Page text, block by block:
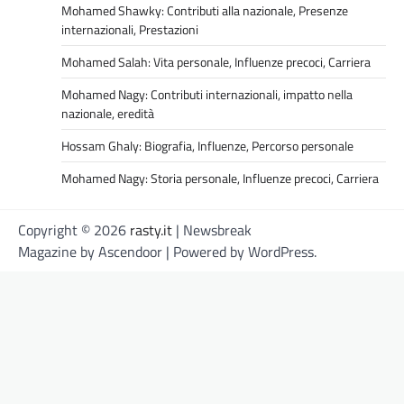
Mohamed Shawky: Contributi alla nazionale, Presenze
internazionali, Prestazioni
Mohamed Salah: Vita personale, Influenze precoci, Carriera
Mohamed Nagy: Contributi internazionali, impatto nella
nazionale, eredità
Hossam Ghaly: Biografia, Influenze, Percorso personale
Mohamed Nagy: Storia personale, Influenze precoci, Carriera
Copyright © 2026 rasty.it | Newsbreak
Magazine byAscendoor | Powered byWordPress.